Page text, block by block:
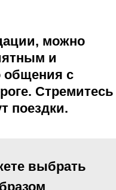
можно
и
общения с
Стремитесь
поездки.
выбрать